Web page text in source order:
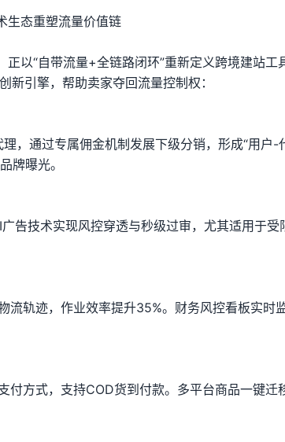
生态重塑流量价值链
以“自带流量+全链路闭环”重新定义跨境建站
新引擎，帮助卖家夺回流量控制权：
，通过专属佣金机制发展下级分销，形成“用户-
牌曝光。
告技术实现风控穿透与秒级过审，尤其适用于
流轨迹，作业效率提升35%。财务风控看板实时
付方式，支持COD货到付款。多平台商品一键